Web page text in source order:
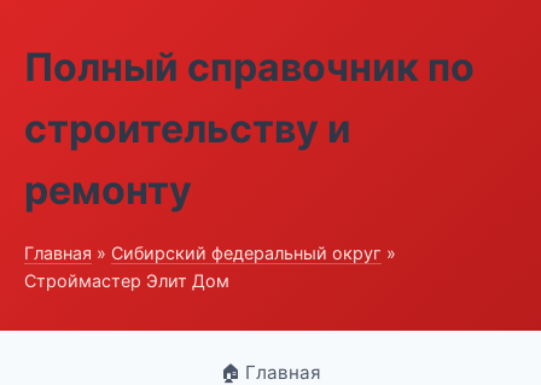
Полный справочник по
строительству и
ремонту
Главная » Сибирский федеральный округ »
Строймастер Элит Дом
🏠 Главная